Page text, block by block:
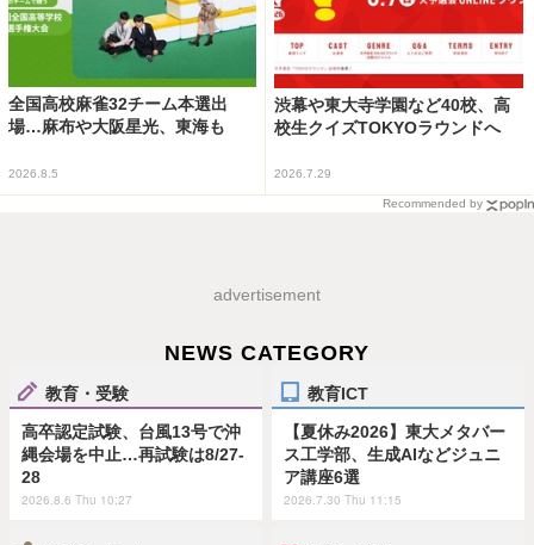
全国高校麻雀32チーム本選出
場…麻布や大阪星光、東海も
2026.8.5
渋幕や東大寺学園など40校、高
校生クイズTOKYOラウンドへ
2026.7.29
Recommended by
advertisement
NEWS CATEGORY
教育・受験
高卒認定試験、台風13号で沖
縄会場を中止…再試験は8/27-
28
2026.8.6 Thu 10:27
教育ICT
【夏休み2026】東大メタバー
ス工学部、生成AIなどジュニ
ア講座6選
2026.7.30 Thu 11:15